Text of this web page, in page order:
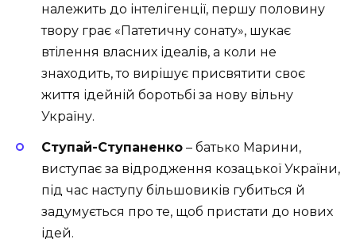
належить до інтелігенції, першу половину
твору грає «Патетичну сонату», шукає
втілення власних ідеалів, а коли не
знаходить, то вирішує присвятити своє
життя ідейній боротьбі за нову вільну
Україну.
Ступай-Ступаненко – батько Марини,
виступає за відродження козацької України,
під час наступу більшовиків губиться й
задумується про те, щоб пристати до нових
ідей.